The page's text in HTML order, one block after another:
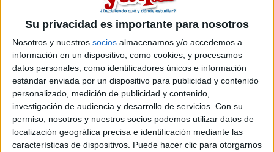
Su privacidad es importante para nosotros
Nosotros y nuestros socios almacenamos y/o accedemos a
información en un dispositivo, como cookies, y procesamos
datos personales, como identificadores únicos e información
estándar enviada por un dispositivo para publicidad y contenido
personalizado, medición de publicidad y contenido,
investigación de audiencia y desarrollo de servicios. Con su
permiso, nosotros y nuestros socios podemos utilizar datos de
localización geográfica precisa e identificación mediante las
características de dispositivos. Puede hacer clic para otorgarnos
digital y potenciar tus oportunidades profesionales en un mercado
Haz click en el siguiente enlace para más información sobre
el plan de estudios y objetivos de esta titulación:Máster de
Formación Permanente en Marketing Digital
Tipo:
Máster (Titulación propia)
Modalidad:
Presencial
Precio:
5.500 €
Duración:
1 años